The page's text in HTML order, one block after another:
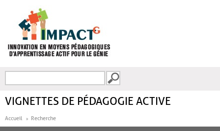
FORMULAIRE DE
VIGNETTES DE PÉDAGOGIE ACTIVE
Accueil Recherche